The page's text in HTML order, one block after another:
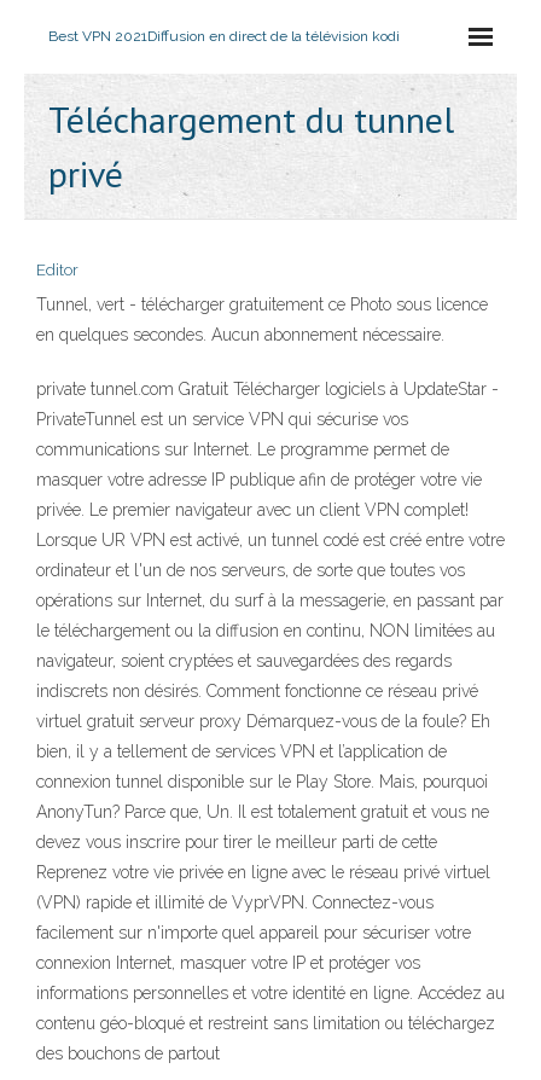
Best VPN 2021Diffusion en direct de la télévision kodi
Téléchargement du tunnel
privé
Editor
Tunnel, vert - télécharger gratuitement ce Photo sous licence
en quelques secondes. Aucun abonnement nécessaire.
private tunnel.com Gratuit Télécharger logiciels à UpdateStar -
PrivateTunnel est un service VPN qui sécurise vos
communications sur Internet. Le programme permet de
masquer votre adresse IP publique afin de protéger votre vie
privée. Le premier navigateur avec un client VPN complet!
Lorsque UR VPN est activé, un tunnel codé est créé entre votre
ordinateur et l'un de nos serveurs, de sorte que toutes vos
opérations sur Internet, du surf à la messagerie, en passant par
le téléchargement ou la diffusion en continu, NON limitées au
navigateur, soient cryptées et sauvegardées des regards
indiscrets non désirés. Comment fonctionne ce réseau privé
virtuel gratuit serveur proxy Démarquez-vous de la foule? Eh
bien, il y a tellement de services VPN et l’application de
connexion tunnel disponible sur le Play Store. Mais, pourquoi
AnonyTun? Parce que, Un. Il est totalement gratuit et vous ne
devez vous inscrire pour tirer le meilleur parti de cette
Reprenez votre vie privée en ligne avec le réseau privé virtuel
(VPN) rapide et illimité de VyprVPN. Connectez-vous
facilement sur n'importe quel appareil pour sécuriser votre
connexion Internet, masquer votre IP et protéger vos
informations personnelles et votre identité en ligne. Accédez au
contenu géo-bloqué et restreint sans limitation ou téléchargez
des bouchons de partout